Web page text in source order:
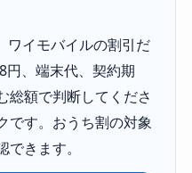
イモバイルの割引だ
円、端末代、契約期
総額で判断してくださ
です。おうち割の対象
きます。